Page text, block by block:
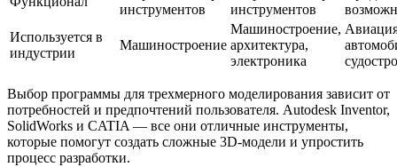
инструментов
инструментов
Используется в
индустрии
Машиностроение
Машиностроение,
архитектура,
электроника
Выбор программы для трехмерного моделирования зависит от
потребностей и предпочтений пользователя. Autodesk Inventor,
SolidWorks и CATIA — все они отличные инструменты,
которые помогут создать сложные 3D-модели и упростить
процесс разработки.